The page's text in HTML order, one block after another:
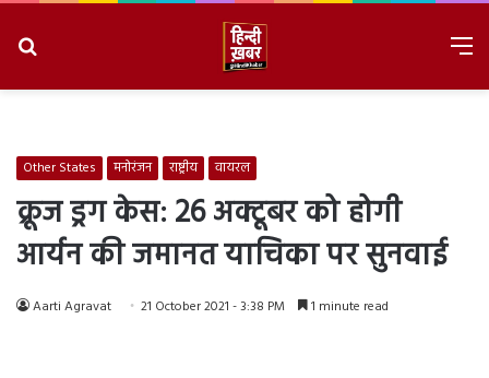
Other States मनोरंजन राष्ट्रीय वायरल
क्रूज ड्रग केस: 26 अक्टूबर को होगी
आर्यन की जमानत याचिका पर सुनवाई
Aarti Agravat 21 October 2021 - 3:38 PM 1 minute read